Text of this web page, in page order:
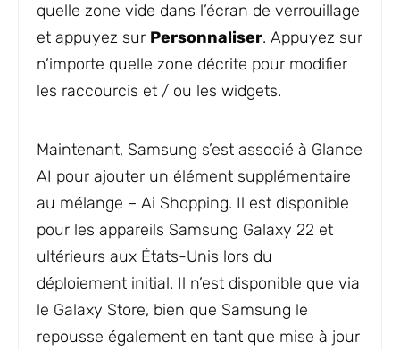
quelle zone vide dans l’écran de verrouillage
et appuyez sur Personnaliser. Appuyez sur
n’importe quelle zone décrite pour modifier
les raccourcis et / ou les widgets.
Maintenant, Samsung s’est associé à Glance
AI pour ajouter un élément supplémentaire
au mélange – Ai Shopping. Il est disponible
pour les appareils Samsung Galaxy 22 et
ultérieurs aux États-Unis lors du
déploiement initial. Il n’est disponible que via
le Galaxy Store, bien que Samsung le
repousse également en tant que mise à jour